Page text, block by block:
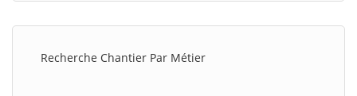
Recherche Chantier Par Métier